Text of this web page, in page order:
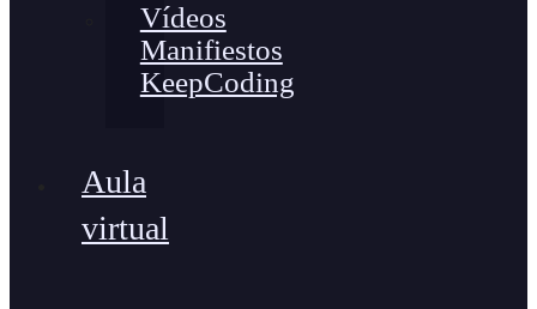
Vídeos
Manifiestos
KeepCoding
Aula
virtual